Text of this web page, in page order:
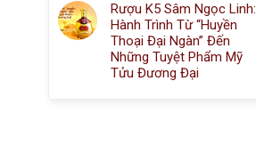
Rượu K5 Sâm Ngọc Linh:
Hành Trình Từ “Huyền
Thoại Đại Ngàn” Đến
Những Tuyệt Phẩm Mỹ
Tửu Đương Đại